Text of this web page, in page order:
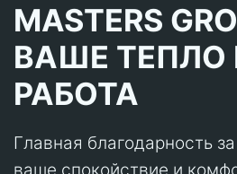
MASTERS
ВАШЕ
РАБОТА
Главная благодарность
ваше спокойствие и